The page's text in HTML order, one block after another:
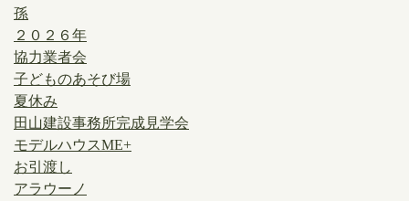
孫
２０２６年
協力業者会
子どものあそび場
夏休み
田山建設事務所完成見学会
モデルハウスME+
お引渡し
アラウーノ